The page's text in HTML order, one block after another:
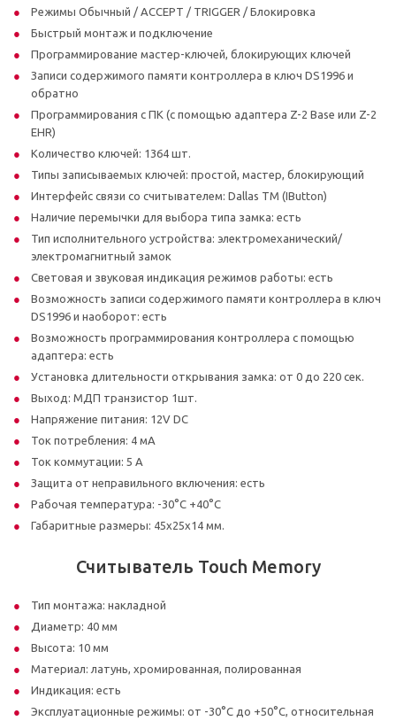
Режимы Обычный / ACCEPT / TRIGGER / Блокировка
Быстрый монтаж и подключение
Программирование мастер-ключей, блокирующих ключей
Записи содержимого памяти контроллера в ключ DS1996 и
обратно
Программирования с ПК (с помощью адаптера Z-2 Base или Z-2
EHR)
Количество ключей: 1364 шт.
Типы записываемых ключей: простой, мастер, блокирующий
Интерфейс связи со считывателем: Dallas TM (IButton)
Наличие перемычки для выбора типа замка: есть
Тип исполнительного устройства: электромеханический/
электромагнитный замок
Световая и звуковая индикация режимов работы: есть
Возможность записи содержимого памяти контроллера в ключ
DS1996 и наоборот: есть
Возможность программирования контроллера с помощью
адаптера: есть
Установка длительности открывания замка: от 0 до 220 cек.
Выход: МДП транзистор 1шт.
Напряжение питания: 12V DC
Ток потребления: 4 мA
Ток коммутации: 5 А
Защита от неправильного включения: есть
Рабочая температура: -30°С +40°С
Габаритные размеры: 45х25х14 мм.
Считыватель Touch Memory
Тип монтажа: накладной
Диаметр: 40 мм
Высота: 10 мм
Материал: латунь, хромированная, полированная
Индикация: есть
Эксплуатационные режимы: от -30°С до +50°С, относительная